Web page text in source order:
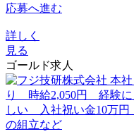
応募へ進む
詳しく
見る
ゴールド求人